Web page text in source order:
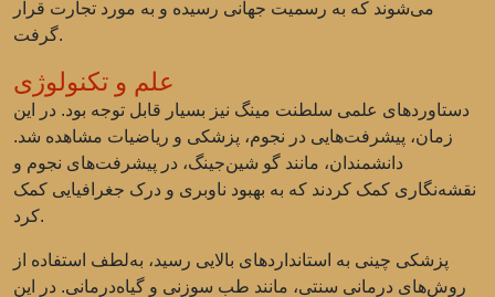
می‌شوند که به رسمیت جهانی رسیده و به مورد تجارت قرار
گرفت.
علم و تکنولوژی
دستاوردهای علمی سلطنت مینگ نیز بسیار قابل توجه بود. در این
زمان، پیشرفت‌هایی در نجوم، پزشکی و ریاضیات مشاهده شد.
دانشمندان، مانند گو شین‌جینگ، در پیشرفت‌های نجوم و
نقشه‌نگاری کمک کردند که به بهبود ناوبری و درک جغرافیایی کمک
کرد.
پزشکی چینی به استانداردهای بالایی رسید، به‌لطف استفاده از
روش‌های درمانی سنتی، مانند طب سوزنی و گیاه‌درمانی. در این